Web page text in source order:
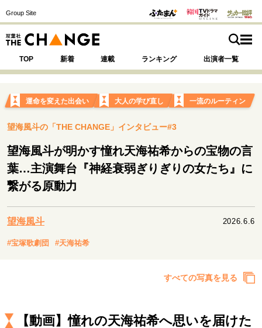
Group Site
TOP 新着 連載 ランキング 出演者一覧
注目の記事テーマで探す
サイトの核・哲学
運命を変えた出会い
未知への挑戦
プロフェッショナルの矜持
表現者の葛藤
10代の挫折と原点
夢を掴む選択
運命を変えた出会い 大人の学び直し 一流のルーティン
望海風斗の「THE CHANGE」インタビュー#3
望海風斗が明かす憧れ天海祐希からの宝物の言
葉…主演舞台『神経衰弱ぎりぎりの女たち』に
繋がる原動力
望海風斗 2026.6.6
#宝塚歌劇団 #天海祐希
すべての写真を見る
【動画】憧れの天海祐希へ思いを届けた